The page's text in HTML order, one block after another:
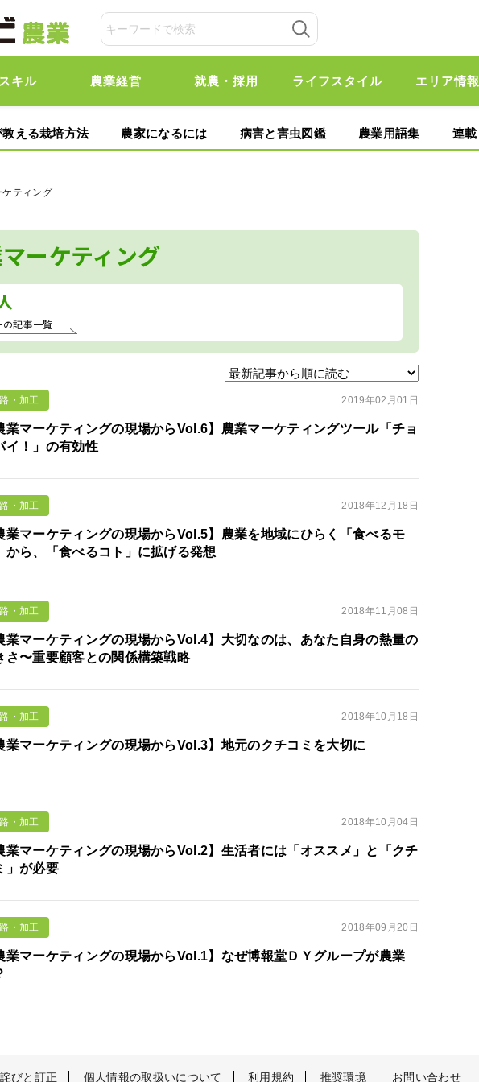
キル 農業経営 就農・採用 ライフスタイル エリア情報
教える栽培方法 農家になるには 病害と害虫図鑑 農業用語集 連載
ケティング
ーケティング
の記事一覧
・加工 2019年02月01日
業マーケティングの現場からVol.6】農業マーケティングツール「チョ
イ！」の有効性
・加工 2018年12月18日
業マーケティングの現場からVol.5】農業を地域にひらく「食べるモ
から、「食べるコト」に拡げる発想
・加工 2018年11月08日
業マーケティングの現場からVol.4】大切なのは、あなた自身の熱量の
さ〜重要顧客との関係構築戦略
・加工 2018年10月18日
業マーケティングの現場からVol.3】地元のクチコミを大切に
・加工 2018年10月04日
業マーケティングの現場からVol.2】生活者には「オススメ」と「クチ
」が必要
・加工 2018年09月20日
業マーケティングの現場からVol.1】なぜ博報堂ＤＹグループが農業
びと訂正 個人情報の取扱いについて 利用規約 推奨環境 お問い合わせ